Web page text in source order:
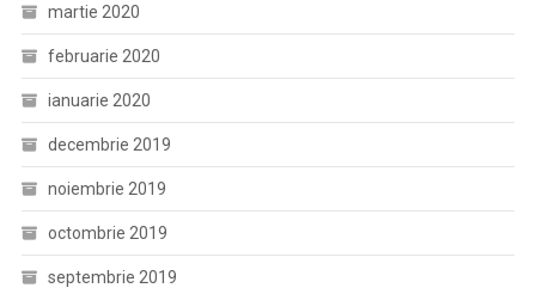
martie 2020
februarie 2020
ianuarie 2020
decembrie 2019
noiembrie 2019
octombrie 2019
septembrie 2019